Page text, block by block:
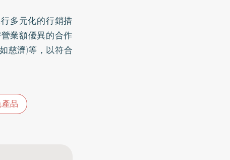
多元化的行銷措
業額優異的合作
慈濟)等，以符合
品